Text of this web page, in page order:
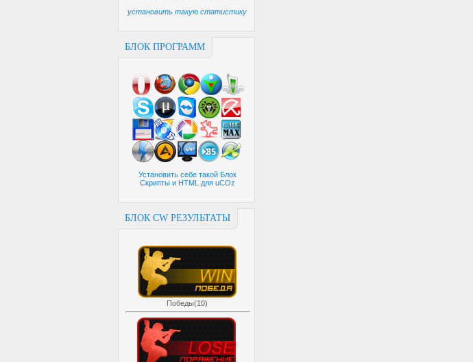
установить такую статистику
БЛОК ПРОГРАММ
Установить себе такой Блок
Скрипты и HTML для uCOz
БЛОК CW РЕЗУЛЬТАТЫ
Победы(10)